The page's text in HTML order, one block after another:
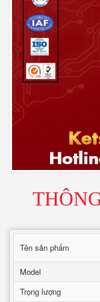
Tên sản phẩm
Model
Trọng lượng